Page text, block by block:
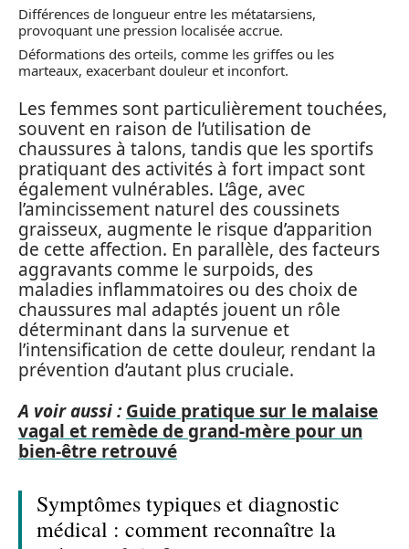
Différences de longueur entre les métatarsiens,
provoquant une pression localisée accrue.
Déformations des orteils, comme les griffes ou les
marteaux, exacerbant douleur et inconfort.
Les femmes sont particulièrement touchées,
souvent en raison de l’utilisation de
chaussures à talons, tandis que les sportifs
pratiquant des activités à fort impact sont
également vulnérables. L’âge, avec
l’amincissement naturel des coussinets
graisseux, augmente le risque d’apparition
de cette affection. En parallèle, des facteurs
aggravants comme le surpoids, des
maladies inflammatoires ou des choix de
chaussures mal adaptés jouent un rôle
déterminant dans la survenue et
l’intensification de cette douleur, rendant la
prévention d’autant plus cruciale.
A voir aussi : Guide pratique sur le malaise
vagal et remède de grand-mère pour un
bien-être retrouvé
Symptômes typiques et diagnostic
médical : comment reconnaître la